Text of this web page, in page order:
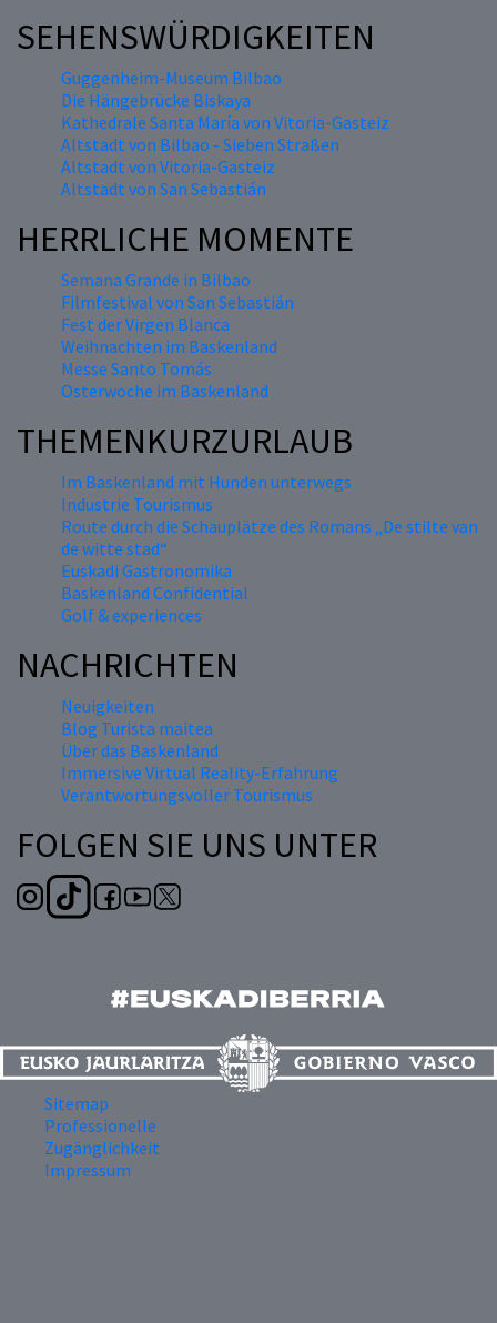
SEHENSWÜRDIGKEITEN
Guggenheim-Museum Bilbao
Die Hängebrücke Biskaya
Kathedrale Santa María von Vitoria-Gasteiz
Altstadt von Bilbao - Sieben Straßen
Altstadt von Vitoria-Gasteiz
Altstadt von San Sebastián
HERRLICHE MOMENTE
Semana Grande in Bilbao
Filmfestival von San Sebastián
Fest der Virgen Blanca
Weihnachten im Baskenland
Messe Santo Tomás
Osterwoche im Baskenland
THEMENKURZURLAUB
Im Baskenland mit Hunden unterwegs
Industrie Tourismus
Route durch die Schauplätze des Romans „De stilte van
de witte stad“
Euskadi Gastronomika
Baskenland Confidential
Golf & experiences
NACHRICHTEN
Neuigkeiten
Blog Turista maitea
Über das Baskenland
Immersive Virtual Reality-Erfahrung
Verantwortungsvoller Tourismus
FOLGEN SIE UNS UNTER
Sitemap
Professionelle
Zugänglichkeit
Impressum